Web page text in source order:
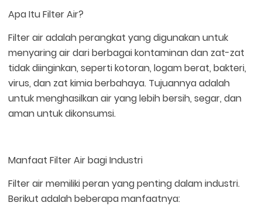
Apa Itu Filter Air?
Filter air adalah perangkat yang digunakan untuk
menyaring air dari berbagai kontaminan dan zat-zat
tidak diinginkan, seperti kotoran, logam berat, bakteri,
virus, dan zat kimia berbahaya. Tujuannya adalah
untuk menghasilkan air yang lebih bersih, segar, dan
aman untuk dikonsumsi.
Manfaat Filter Air bagi Industri
Filter air memiliki peran yang penting dalam industri.
Berikut adalah beberapa manfaatnya: